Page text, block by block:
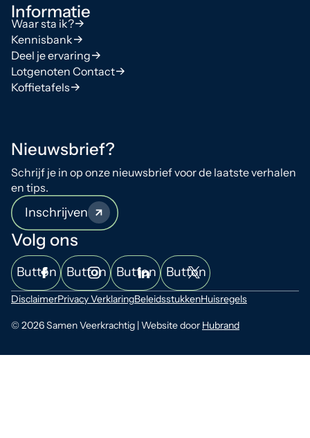
Informatie
Waar sta ik?
Kennisbank
Deel je ervaring
Lotgenoten Contact
Koffietafels
Nieuwsbrief?
Schrijf je in op onze nieuwsbrief voor de laatste verhalen
en tips.
Inschrijven
Volg ons
Button Button Button Button
© 2026 Samen Veerkrachtig | Website door Hubrand
DisclaimerPrivacy VerklaringBeleidsstukkenHuisregels